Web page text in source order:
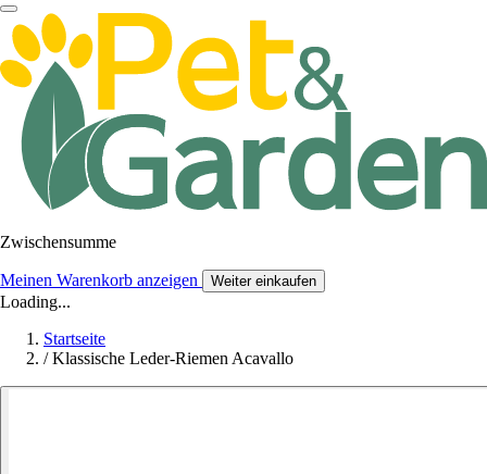
Zwischensumme
Meinen Warenkorb anzeigen Weiter einkaufen
Loading...
Startseite
/ Klassische Leder-Riemen Acavallo